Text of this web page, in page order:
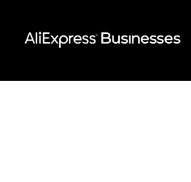
content